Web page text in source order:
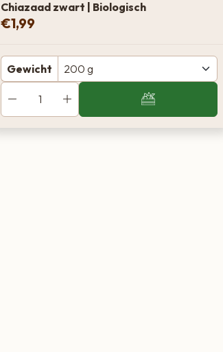
Chiazaad zwart | Biologisch
€1,99
Gewicht